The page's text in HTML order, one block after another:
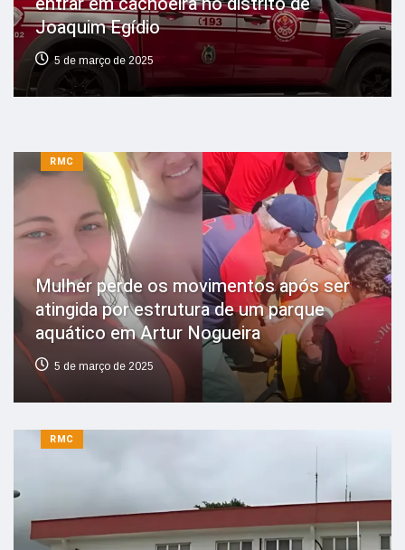
Joaquim Egídio
5 de março de 2025
RMC
Mulher perde os movimentos após ser
atingida por estrutura de um parque
aquático em Artur Nogueira
5 de março de 2025
RMC